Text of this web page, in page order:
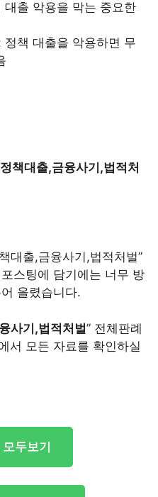
출 악용을 막는 중요한
책 대출을 악용하면 무
책대출,금융사기,법적처
대출,금융사기,법적처벌”
스팅에 담기에는 너무 방
올렸습니다.
사기,법적처벌” 전체판례
서 모든 자료를 확인하실
두보기